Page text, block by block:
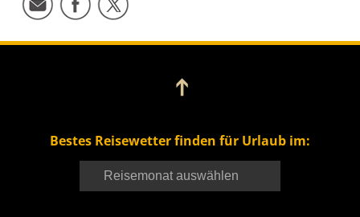
➔
Bestes Reisewetter finden für Urlaub im: